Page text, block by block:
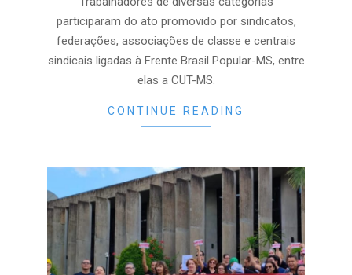
participaram do ato promovido por sindicatos,
federações, associações de classe e centrais
sindicais ligadas à Frente Brasil Popular-MS, entre
elas a CUT-MS.
CONTINUE READING